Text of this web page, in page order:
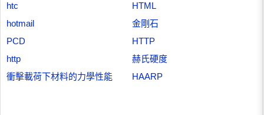
htc
HTML
hotmail
金剛石
PCD
HTTP
http
赫氏硬度
衝擊載荷下材料的力學性能
HAARP